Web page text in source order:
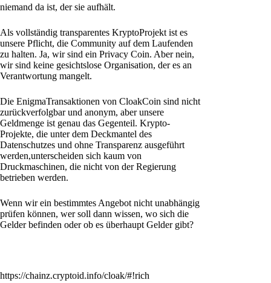
niemand da ist, der sie aufhält.
Als vollständig transparentes KryptoProjekt ist es
unsere Pflicht, die Community auf dem Laufenden
zu halten. Ja, wir sind ein Privacy Coin. Aber nein,
wir sind keine gesichtslose Organisation, der es an
Verantwortung mangelt.
Die EnigmaTransaktionen von CloakCoin sind nicht
zurückverfolgbar und anonym, aber unsere
Geldmenge ist genau das Gegenteil. Krypto-
Projekte, die unter dem Deckmantel des
Datenschutzes und ohne Transparenz ausgeführt
werden,unterscheiden sich kaum von
Druckmaschinen, die nicht von der Regierung
betrieben werden.
Wenn wir ein bestimmtes Angebot nicht unabhängig
prüfen können, wer soll dann wissen, wo sich die
Gelder befinden oder ob es überhaupt Gelder gibt?
https://chainz.cryptoid.info/cloak/#!rich